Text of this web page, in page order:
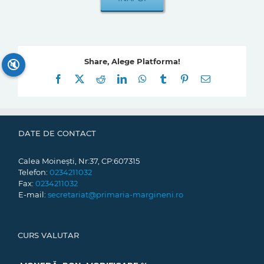
Share, Alege Platforma!
Facebook
RedditLinkedInWhatsApp
Tumblr Pinterest
E-
DATE DE CONTACT
Calea Moinești, Nr:37, CP:607315
Telefon: 0234211032
Fax: 0234211032
E-mail: secretariat@primaria-margineni.ro
CURS VALUTAR
🔇